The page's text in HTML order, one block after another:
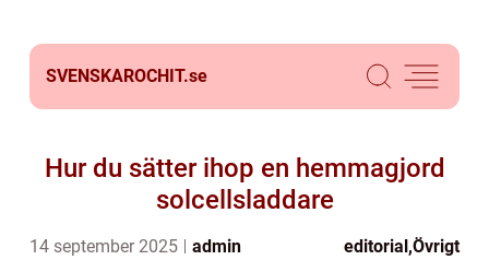
SVENSKAROCHIT.se
Hur du sätter ihop en hemmagjord
solcellsladdare
14 september 2025 admin editorial,Övrigt